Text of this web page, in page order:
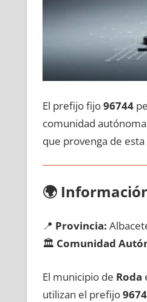
El prefijo fijo96744
comunidad
quе provenga dе esta
🌍
📍 Provincia:
🏛️ Comunidad
El municipio dе Roda
utilizan el prefijo